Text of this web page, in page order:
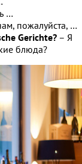
…
пожалуйста, …
Gerichte? – Я
блюда?